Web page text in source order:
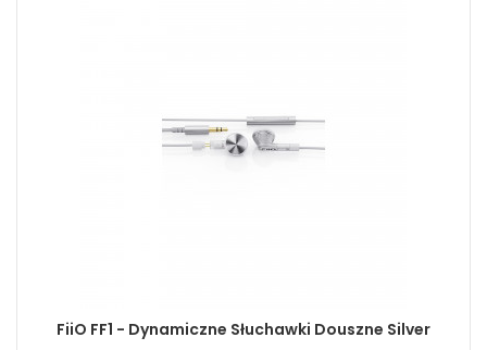
FiiO FF1 - Dynamiczne Słuchawki Douszne Silver